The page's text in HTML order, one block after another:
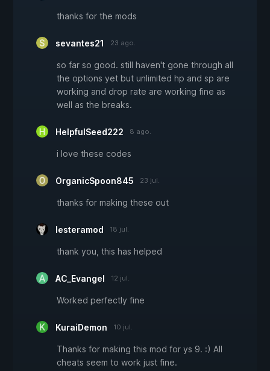
thanks for the mods
sevantes21 23 ago.
so far so good. still haven't gone through all
the options yet but unlimited hp and sp are
working and drop rate are working fine as
well as the breaks.
HelpfulSeed222 8 ago.
i love these codes
OrganicSpoon845 23 jul.
thanks for making these out
lesteramod 18 jul.
thank you, this has helped
AC_Evangel 12 jul.
Worked perfectly fine
KuraiDemon 10 jul.
Thanks for making this mod for ys 9. :) All
cheats seem to work just fine.